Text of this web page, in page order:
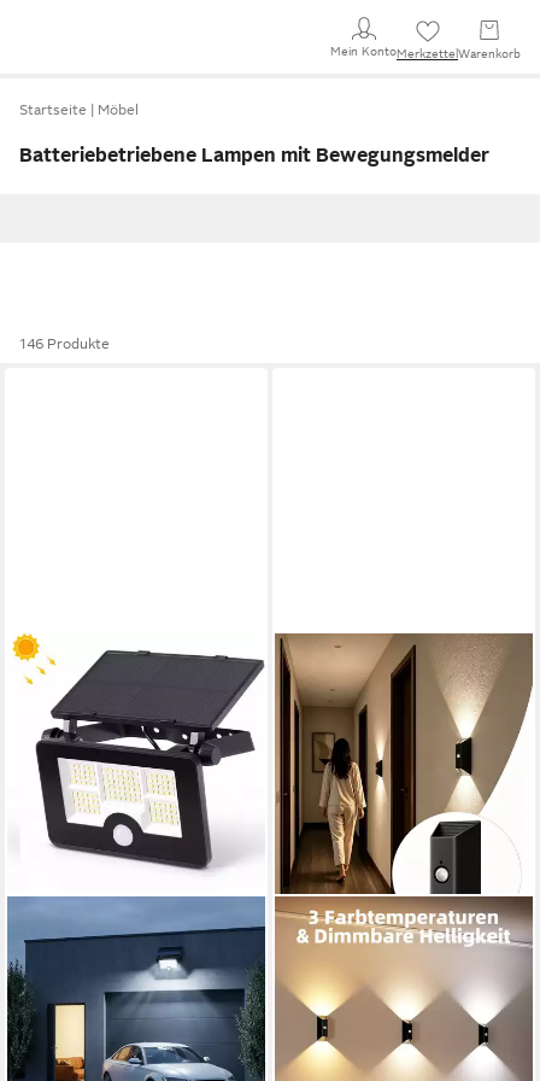
Mein KontoMerkzettel Warenkorb
Startseite Möbel
Batteriebetriebene Lampen mit Bewegungsmelder
146 Produkte